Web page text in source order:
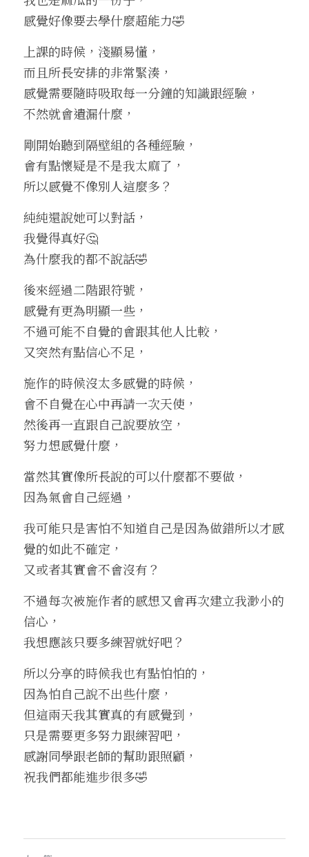
感覺好像要去學什麼超能力🤣
上課的時候，淺顯易懂，
而且所長安排的非常緊湊，
感覺需要隨時吸取每一分鐘的知識跟經驗，
不然就會遺漏什麼，
剛開始聽到隔壁組的各種經驗，
會有點懷疑是不是我太麻了，
所以感覺不像別人這麼多？
純純還說她可以對話，
我覺得真好🤔
為什麼我的都不說話🤣
後來經過二階跟符號，
感覺有更為明顯一些，
不過可能不自覺的會跟其他人比較，
又突然有點信心不足，
施作的時候沒太多感覺的時候，
會不自覺在心中再請一次天使，
然後再一直跟自己說要放空，
努力想感覺什麼，
當然其實像所長說的可以什麼都不要做，
因為氣會自己經過，
我可能只是害怕不知道自己是因為做錯所以才感
覺的如此不確定，
又或者其實會不會沒有？
不過每次被施作者的感想又會再次建立我渺小的
信心，
我想應該只要多練習就好吧？
所以分享的時候我也有點怕怕的，
因為怕自己說不出些什麼，
但這兩天我其實真的有感覺到，
只是需要更多努力跟練習吧，
感謝同學跟老師的幫助跟照顧，
祝我們都能進步很多🤣